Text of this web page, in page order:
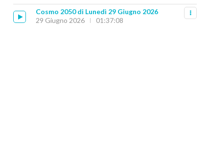
Cosmo 2050 di Lunedì 29 Giugno 2026
29 Giugno 2026
01:37:08